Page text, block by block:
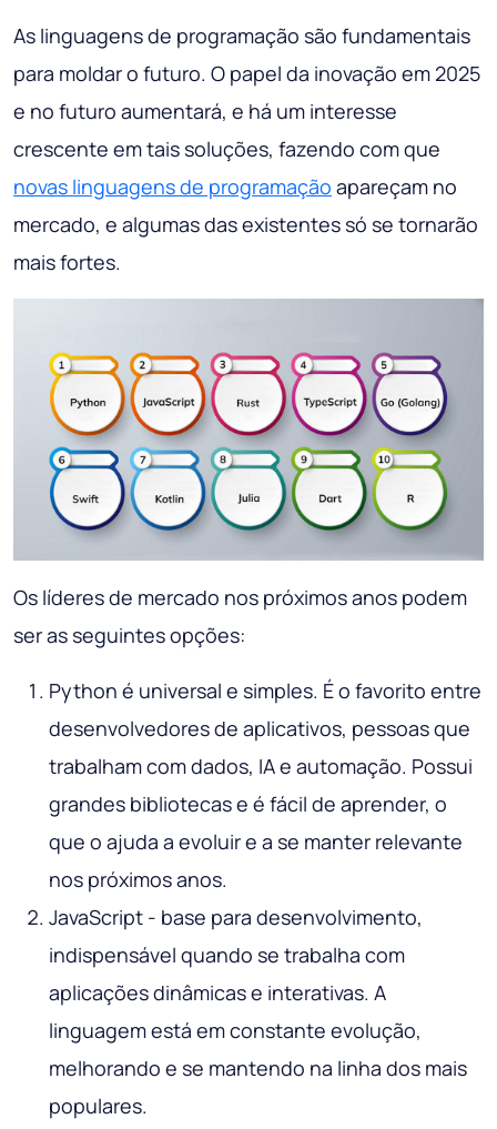
As linguagens de programação são fundamentais
para moldar o futuro. O papel da inovação em 2025
e no futuro aumentará, e há um interesse
crescente em tais soluções, fazendo com que
novas linguagens de programação apareçam no
mercado, e algumas das existentes só se tornarão
mais fortes.
Os líderes de mercado nos próximos anos podem
ser as seguintes opções:
Python é universal e simples. É o favorito entre
desenvolvedores de aplicativos, pessoas que
trabalham com dados, IA e automação. Possui
grandes bibliotecas e é fácil de aprender, o
que o ajuda a evoluir e a se manter relevante
nos próximos anos.
JavaScript - base para desenvolvimento,
indispensável quando se trabalha com
aplicações dinâmicas e interativas. A
linguagem está em constante evolução,
melhorando e se mantendo na linha dos mais
populares.